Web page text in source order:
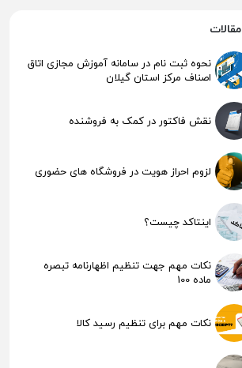
مقالات
نحوه ثبت نام در سامانه آموزش مجازی اتاق
اصناف مرکز استان گیلان
نقش فاکتور در کمک به فروشنده
لزوم احراز هویت در فروشگاه های حضوری
اینتاکد چیست؟
نکات مهم جهت تنظیم اظهارنامه تبصره
ماده 100
نکات مهم برای تنظیم رسید کالا